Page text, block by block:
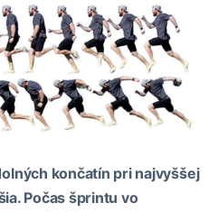
končatín pri najvyššej
Počas šprintu vo